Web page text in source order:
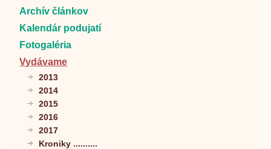
Archív článkov
Kalendár podujatí
Fotogaléria
Vydávame
2013
2014
2015
2016
2017
Kroniky ..........